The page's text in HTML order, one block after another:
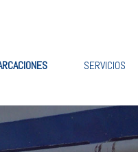
SERVICIOS